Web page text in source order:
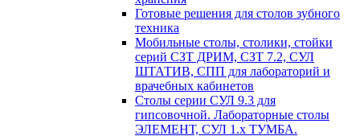
Готовые решения для столов зубного
техника
Мобильные столы, столики, стойки
серий СЗТ ДРИМ, СЗТ 7.2, СУЛ
ШТАТИВ, СПП для лабораторий и
врачебных кабинетов
Столы серии СУЛ 9.3 для
гипсовочной. Лабораторные столы
ЭЛЕМЕНТ, СУЛ 1.х ТУМБА.